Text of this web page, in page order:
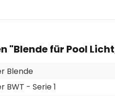
für Pool
Blende
BWT - Serie 1